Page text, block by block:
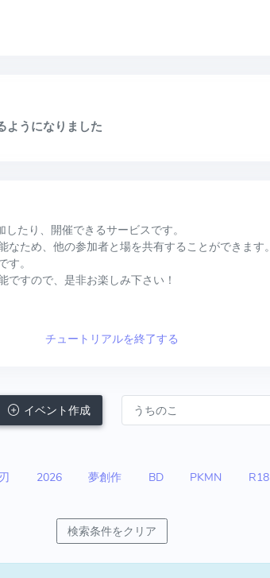
ようになりました
たり、開催できるサービスです。
ため、他の参加者と場を共有することができます。
。
ですので、是非お楽しみ下さい！
チュートリアルを終了する
イベント作成
2026 夢創作 BD PKMN R18
検索条件をクリア